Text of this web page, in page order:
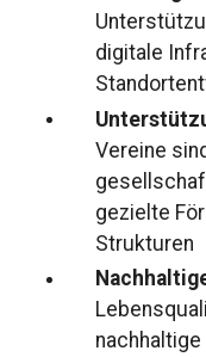
digitale
Vereine
gezielte
Strukturen